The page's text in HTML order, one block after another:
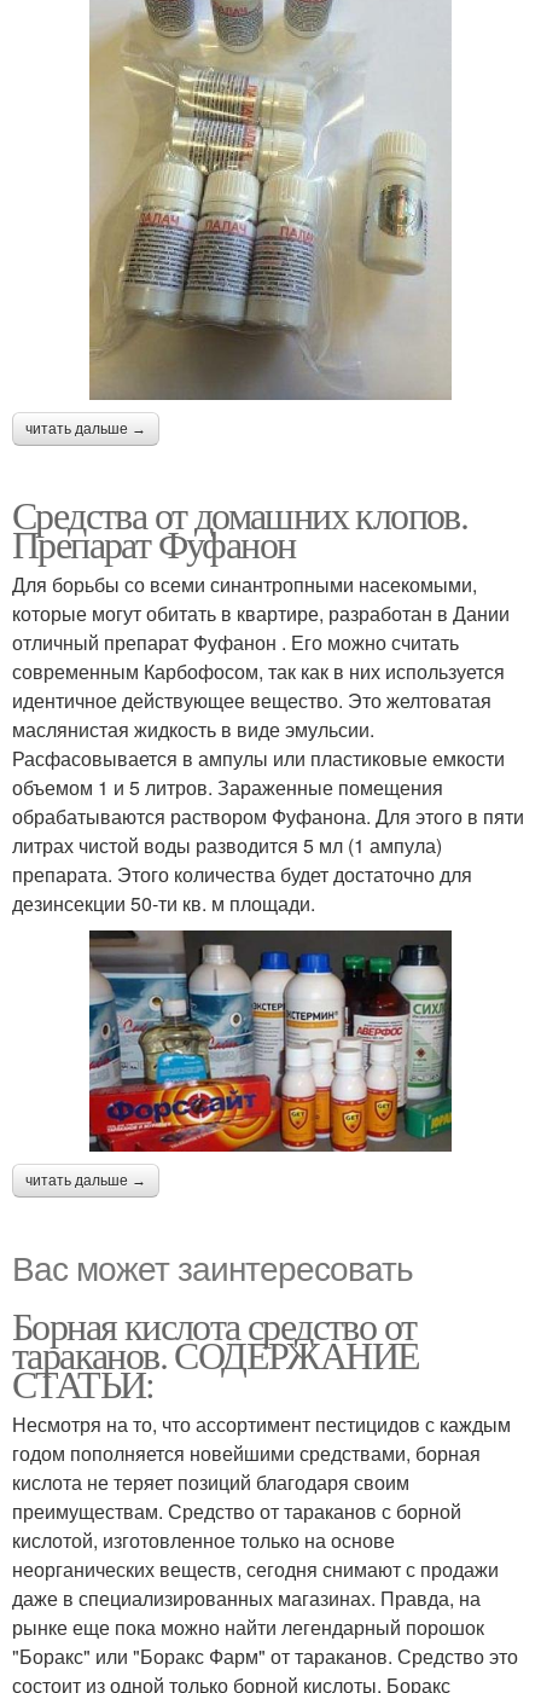
читать дальше →
Средства от домашних клопов.
Препарат Фуфанон
Для борьбы со всеми синантропными насекомыми,
которые могут обитать в квартире, разработан в Дании
отличный препарат Фуфанон . Его можно считать
современным Карбофосом, так как в них используется
идентичное действующее вещество. Это желтоватая
маслянистая жидкость в виде эмульсии.
Расфасовывается в ампулы или пластиковые емкости
объемом 1 и 5 литров. Зараженные помещения
обрабатываются раствором Фуфанона. Для этого в пяти
литрах чистой воды разводится 5 мл (1 ампула)
препарата. Этого количества будет достаточно для
дезинсекции 50-ти кв. м площади.
читать дальше →
Вас может заинтересовать
Борная кислота средство от
тараканов. СОДЕРЖАНИЕ
СТАТЬИ:
Несмотря на то, что ассортимент пестицидов с каждым
годом пополняется новейшими средствами, борная
кислота не теряет позиций благодаря своим
преимуществам. Средство от тараканов с борной
кислотой, изготовленное только на основе
неорганических веществ, сегодня снимают с продажи
даже в специализированных магазинах. Правда, на
рынке еще пока можно найти легендарный порошок
"Боракс" или "Боракс Фарм" от тараканов. Средство это
состоит из одной только борной кислоты. Боракс